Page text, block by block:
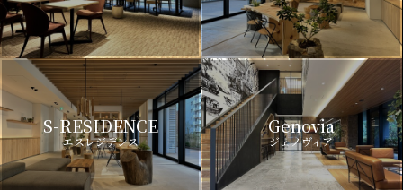
S-RESIDENCE
エスレジデンス
Genovia
ジェノヴィア